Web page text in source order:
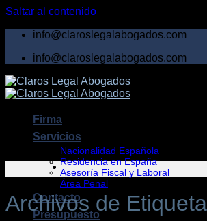
Saltar al contenido
info@claroslegalabogados.com
info@claroslegalabogados.com
Firma
Servicios
Nacionalidad Española
Residencia en España
Asesoría Fiscal y Laboral
Área Penal
Contacto
Presupuesto
Archivos de